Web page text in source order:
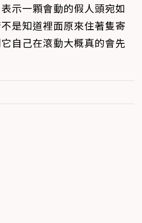
表示一顆會動的假人頭宛如
是知道裡面原來住著隻寄
自己在滾動大概真的會先